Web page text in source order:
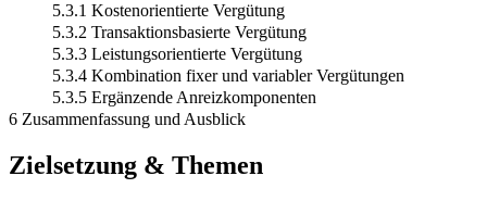
5.3.1 Kostenorientierte Vergütung
5.3.2 Transaktionsbasierte Vergütung
5.3.3 Leistungsorientierte Vergütung
5.3.4 Kombination fixer und variabler Vergütungen
5.3.5 Ergänzende Anreizkomponenten
6 Zusammenfassung und Ausblick
Zielsetzung & Themen